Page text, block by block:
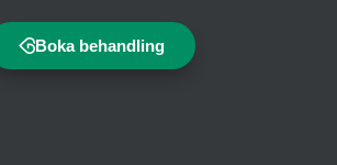
Boka behandling